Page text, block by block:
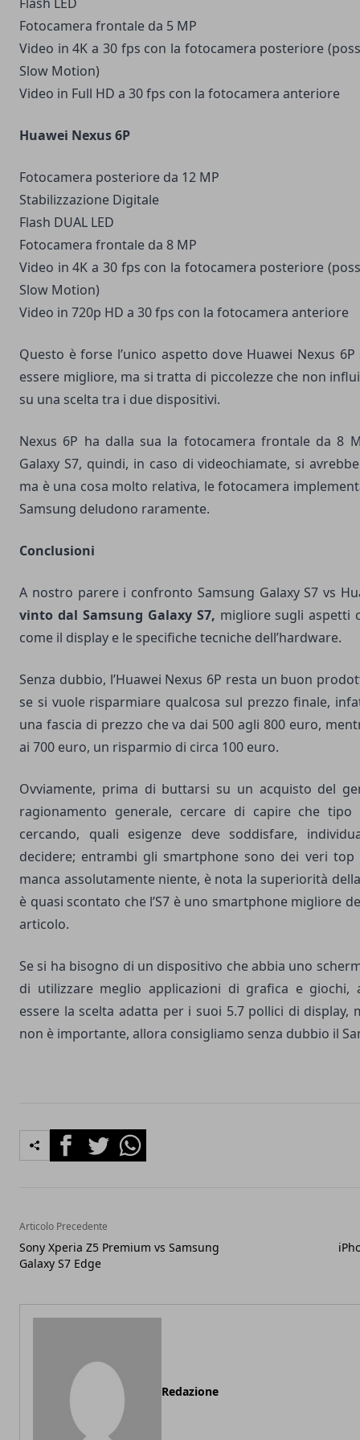
Fotocamera frontale da 5 MP
Video in 4K a 30 fps con la fotocamera posteriore
Slow Motion)
Video in Full HD a 30 fps con la fotocamera anteriore
Huawei Nexus 6P
Fotocamera posteriore da 12 MP
Stabilizzazione Digitale
Flash DUAL LED
Fotocamera frontale da 8 MP
Video in 4K a 30 fps con la fotocamera posteriore
Slow Motion)
Video in 720p HD a 30 fps con la fotocamera anteriore
Questo è forse l’unico aspetto dove Huawei Nexus
essere migliore, ma si tratta di piccolezze che non
su una scelta tra i due dispositivi.
Nexus 6P ha dalla sua la fotocamera frontale da 8
Galaxy S7, quindi, in caso di videochiamate, si
ma è una cosa molto relativa, le fotocamera
Samsung deludono raramente.
Conclusioni
A nostro parere i confronto Samsung Galaxy S7 vs
vinto dal Samsung Galaxy S7, migliore sugli aspetti
come il display e le specifiche tecniche dell’hardware.
Senza dubbio, l’Huawei Nexus 6P resta un buon
se si vuole risparmiare qualcosa sul prezzo finale,
una fascia di prezzo che va dai 500 agli 800 euro,
ai 700 euro, un risparmio di circa 100 euro.
Ovviamente, prima di buttarsi su un acquisto del
ragionamento generale, cercare di capire che
cercando, quali esigenze deve soddisfare,
decidere; entrambi gli smartphone sono dei veri
manca assolutamente niente, è nota la superiorità
è quasi scontato che l’S7 è uno smartphone migliore
articolo.
Se si ha bisogno di un dispositivo che abbia uno
di utilizzare meglio applicazioni di grafica e giochi,
essere la scelta adatta per i suoi 5.7 pollici di display,
non è importante, allora consigliamo senza dubbio il
FacebookTwitterWhatsapp
Articolo Precedente
Sony Xperia Z5 Premium vs Samsung
Galaxy S7 Edge
Redazione